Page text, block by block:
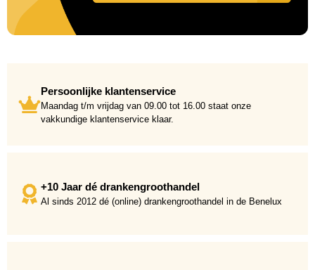
Persoonlijke klantenservice
Maandag t/m vrijdag van 09.00 tot 16.00 staat onze
vakkundige klantenservice klaar.
+10 Jaar dé drankengroothandel
Al sinds 2012 dé (online) drankengroothandel in de Benelux